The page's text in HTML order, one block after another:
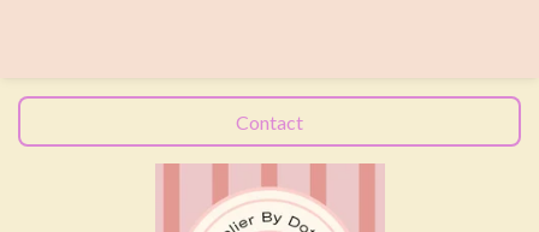
Contact